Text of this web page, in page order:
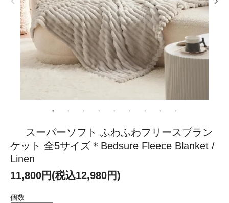
スーパーソフト ふわふわフリースブラン
ケット 全5サイズ＊Bedsure Fleece Blanket /
Linen
11,800円(税込12,980円)
個数